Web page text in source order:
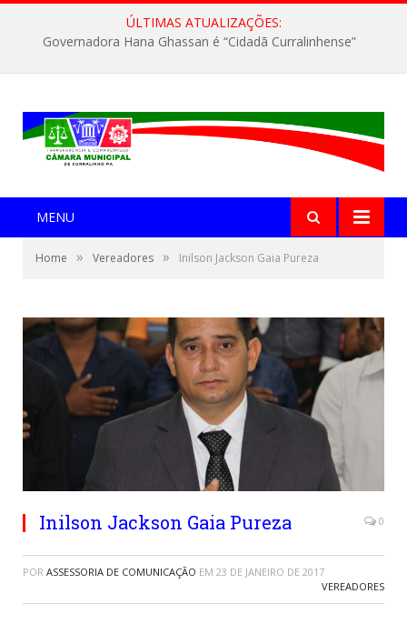
ÚLTIMAS ATUALIZAÇÕES:
Governadora Hana Ghassan é “Cidadã Curralinhense”
MENU
Home » Vereadores » Inilson Jackson Gaia Pureza
Inilson Jackson Gaia Pureza 0
POR ASSESSORIA DE COMUNICAÇÃO EM 23 DE JANEIRO DE 2017
VEREADORES